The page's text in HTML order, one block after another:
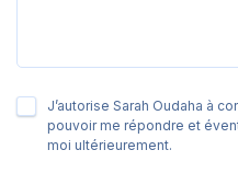
J’autorise Sarah Oudaha à
pouvoir me répondre et
moi ultérieurement.